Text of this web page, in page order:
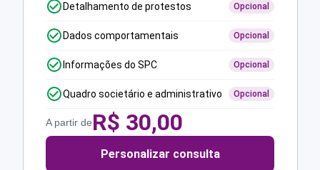
Detalhamento de protestos Opcional
Dados comportamentais Opcional
Informações do SPC Opcional
Quadro societário e administrativo Opcional
A partir deR$ 30,00
Personalizar consulta